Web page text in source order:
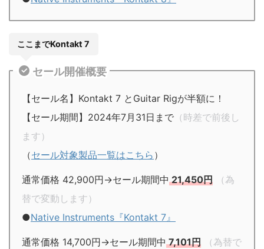
ここまでKontakt 7
セール開催概要
【セール名】Kontakt 7 とGuitar Rigが半額に！
【セール期間】2024年7月31日まで （時差で前後し
ます）
（セール対象製品一覧はこちら ）
通常価格 42,900円→セール期間中21,450円
（為
替で変動します）
●Native Instruments『Kontakt 7』
通常価格 14,700円→セール期間中7,101円
（為替で